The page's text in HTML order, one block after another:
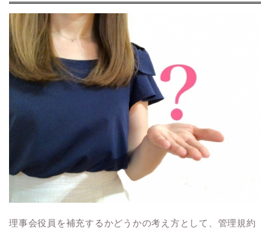
理事会役員を補充するかどうかの考え方として、管理規約